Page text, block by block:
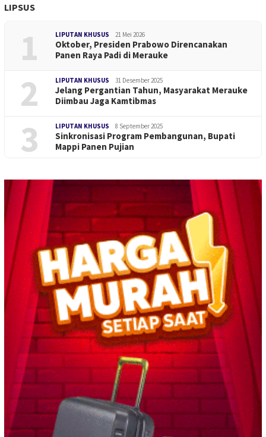
LIPSUS
1 LIPUTAN KHUSUS 21 Mei 2026
Oktober, Presiden Prabowo Direncanakan
Panen Raya Padi di Merauke
2 LIPUTAN KHUSUS 31 Desember 2025
Jelang Pergantian Tahun, Masyarakat Merauke
Diimbau Jaga Kamtibmas
3 LIPUTAN KHUSUS 8 September 2025
Sinkronisasi Program Pembangunan, Bupati
Mappi Panen Pujian